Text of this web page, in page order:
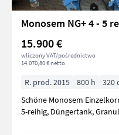
Monosem NG+ 4 - 5
15.900 €
wliczony VAT/pośrednictwo
14.070,80 € netto
R. prod. 2015 800 h
320
Schöne Monosem
5-reihig, Düngertank,